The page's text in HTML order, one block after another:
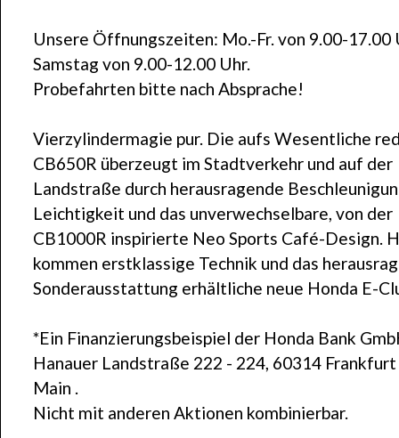
Unsere Öffnungszeiten: Mo.-Fr. von 9.00-17.00
Samstag von 9.00-12.00 Uhr.
Probefahrten bitte nach Absprache!
Vierzylindermagie pur. Die aufs Wesentliche
CB650R überzeugt im Stadtverkehr und auf der
Landstraße durch herausragende
Leichtigkeit und das unverwechselbare, von der
CB1000R inspirierte Neo Sports Café-Design.
kommen erstklassige Technik und das
Sonderausstattung erhältliche neue Honda E-
*Ein Finanzierungsbeispiel der Honda Bank
Hanauer Landstraße 222 - 224, 60314 Frankfurt
Main .
Nicht mit anderen Aktionen kombinierbar.